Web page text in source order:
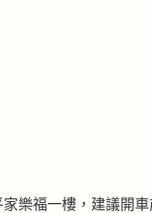
樂福一樓，建議開